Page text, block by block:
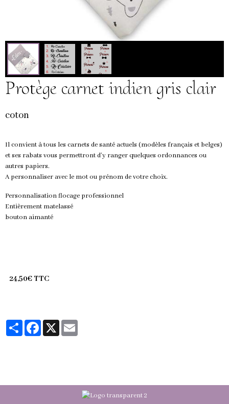
Protège carnet indien gris clair
coton
Il convient à tous les carnets de santé actuels (modèles français et belges)
et ses rabats vous permettront d’y ranger quelques ordonnances ou
autres papiers.
A personnaliser avec le mot ou prénom de votre choix.
Personnalisation flocage professionnel
Entièrement matelassé
bouton aimanté
24,50€ TTC
PartagerFacebook
X